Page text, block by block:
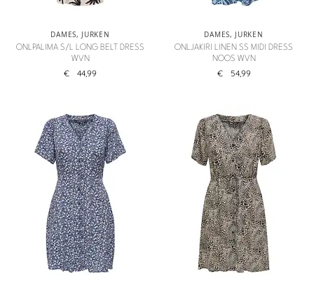
DAMES, JURKEN
ONLPALIMA S/L LONG BELT DRESS
WVN
€ 44,99
DAMES, JURKEN
ONLJAKIRI LINEN SS MIDI DRESS
NOOS WVN
€ 54,99